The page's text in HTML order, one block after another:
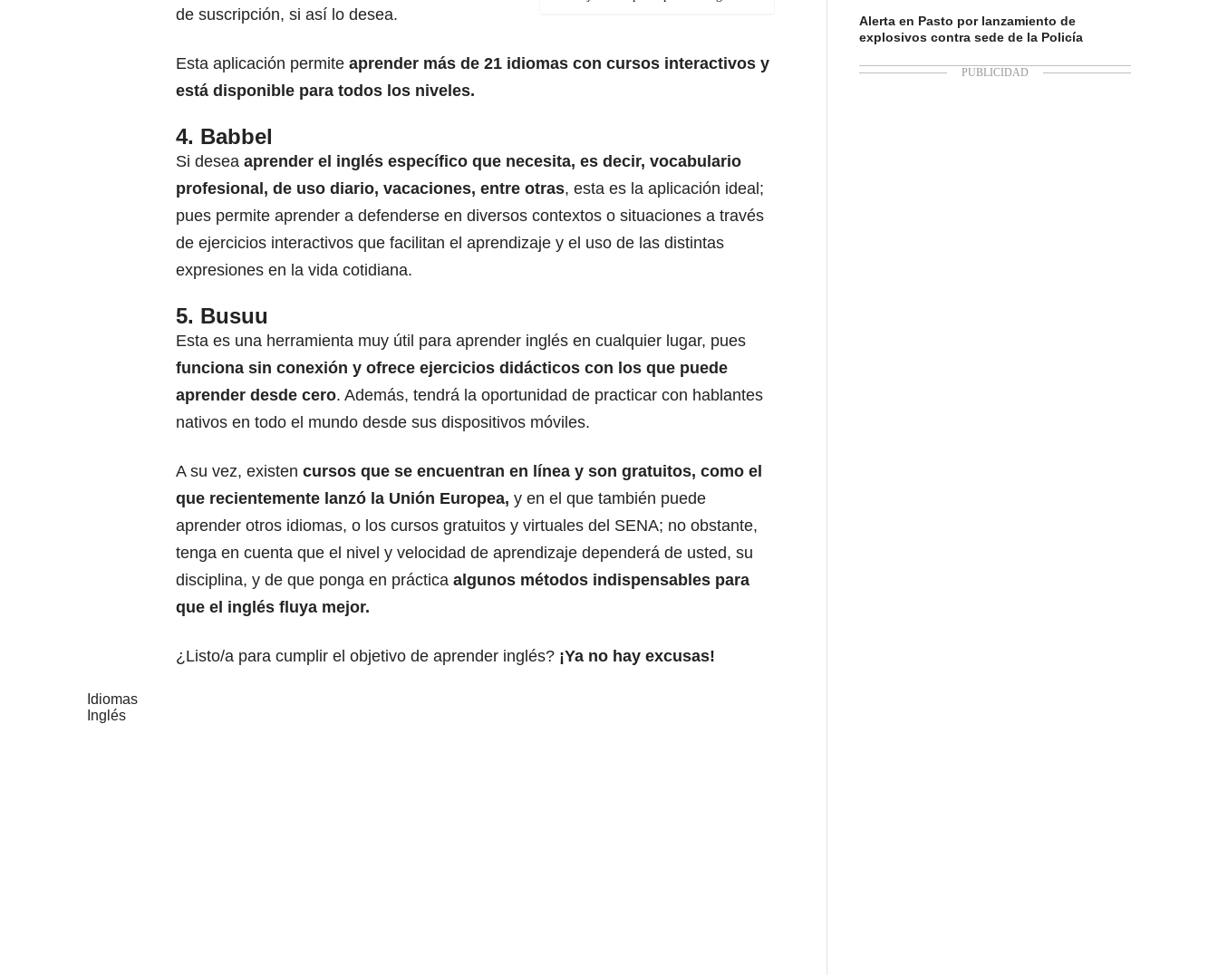
de suscripción, si así lo desea.
Esta aplicación permite aprender más de 21 idiomas con cursos interactivos y
está disponible para todos los niveles.
4. Babbel
Si desea aprender el inglés específico que necesita, es decir, vocabulario
profesional, de uso diario, vacaciones, entre otras, esta es la aplicación ideal;
pues permite aprender a defenderse en diversos contextos o situaciones a través
de ejercicios interactivos que facilitan el aprendizaje y el uso de las distintas
expresiones en la vida cotidiana.
5. Busuu
Esta es una herramienta muy útil para aprender inglés en cualquier lugar, pues
funciona sin conexión y ofrece ejercicios didácticos con los que puede
aprender desde cero. Además, tendrá la oportunidad de practicar con hablantes
nativos en todo el mundo desde sus dispositivos móviles.
A su vez, existen cursos que se encuentran en línea y son gratuitos, como el
que recientemente lanzó la Unión Europea, y en el que también puede
aprender otros idiomas, o los cursos gratuitos y virtuales del SENA; no obstante,
tenga en cuenta que el nivel y velocidad de aprendizaje dependerá de usted, su
disciplina, y de que ponga en práctica algunos métodos indispensables para
que el inglés fluya mejor.
¿Listo/a para cumplir el objetivo de aprender inglés? ¡Ya no hay excusas!
Idiomas
Inglés
Alerta en Pasto por lanzamiento de
explosivos contra sede de la Policía